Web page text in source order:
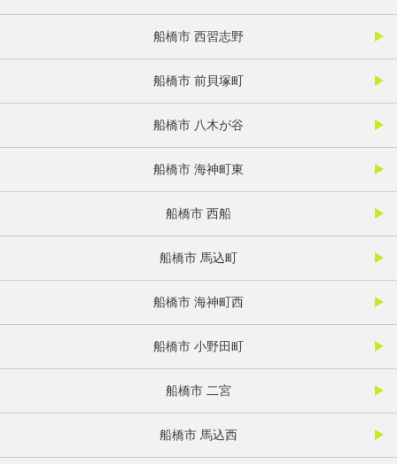
船橋市 西習志野
船橋市 前貝塚町
船橋市 八木が谷
船橋市 海神町東
船橋市 西船
船橋市 馬込町
船橋市 海神町西
船橋市 小野田町
船橋市 二宮
船橋市 馬込西